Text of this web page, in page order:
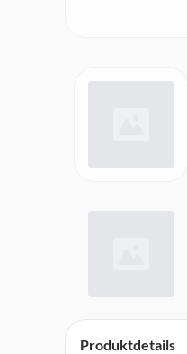
Produktdetails